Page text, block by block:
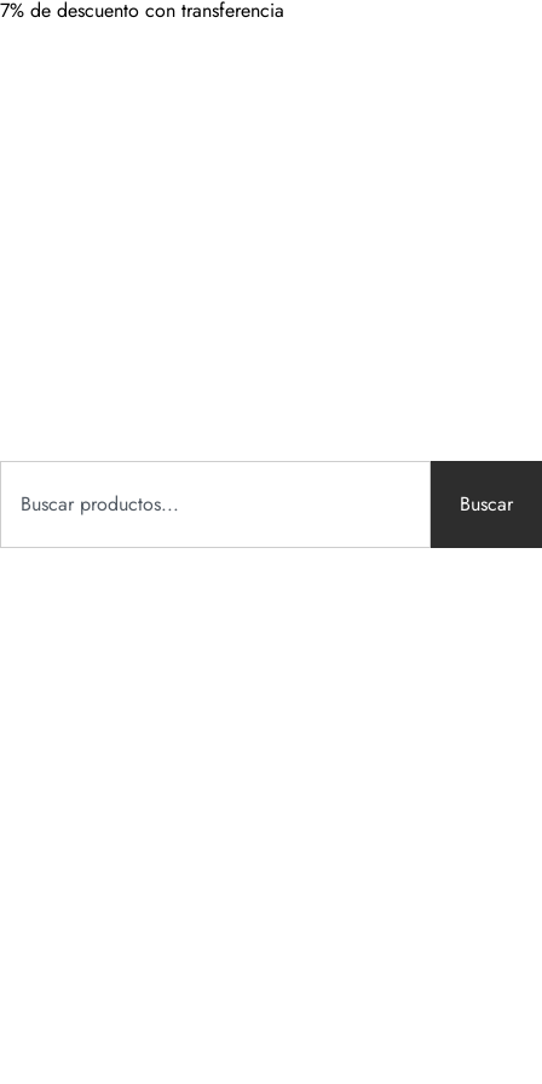
7% de descuento con transferencia
Buscar